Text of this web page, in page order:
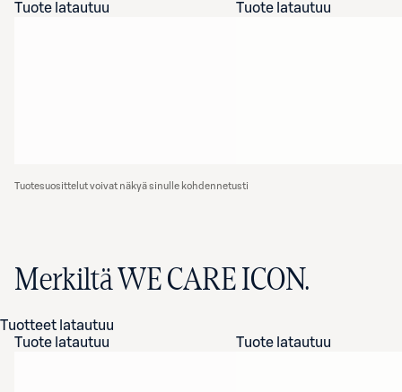
Tuote latautuu
Tuote latautuu
Tuotesuosittelut voivat näkyä sinulle kohdennetusti
Merkiltä WE CARE ICON.
Tuotteet latautuu
Tuote latautuu
Tuote latautuu